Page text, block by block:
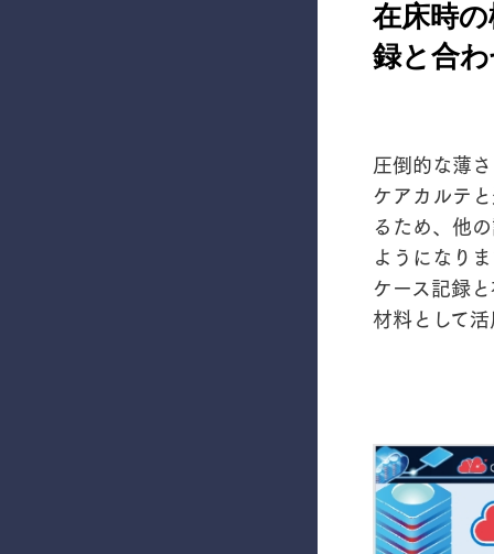
在床時
録と合
圧倒的な薄
ケアカルテ
るため、他
ようになり
ケース記録
材料として